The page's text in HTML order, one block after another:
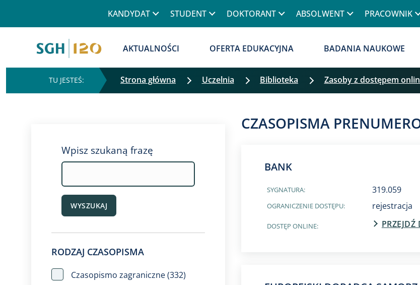
KANDYDAT STUDENT DOKTORANT ABSOLWENT PRACOWNIK
AKTUALNOŚCI
OFERTA EDUKACYJNA BADANIA NAUKOWE
Strona główna Uczelnia Biblioteka Zasoby z dostępem
Wpisz szukaną frazę
WYSZUKAJ
RODZAJ CZASOPISMA
Czasopismo zagraniczne(332)
CZASOPISMA
BANK
SYGNATURA: 319.059
OGRANICZENIE DOSTĘPU: rejestracja
DOSTĘP ONLINE: